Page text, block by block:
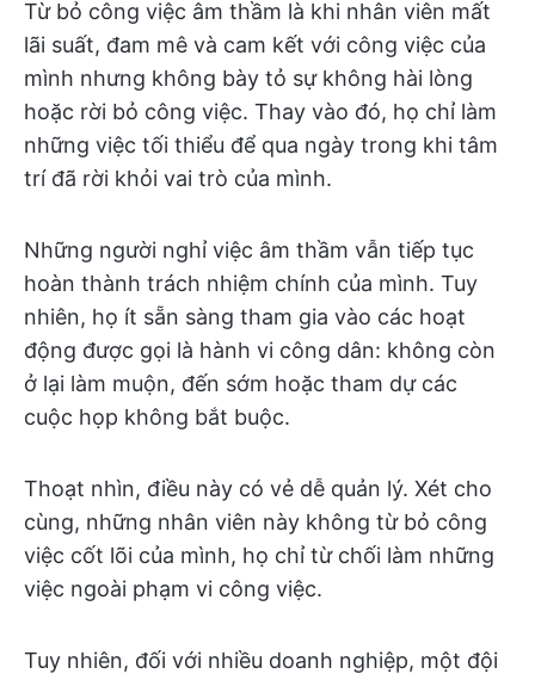
Từ bỏ công việc âm thầm là khi nhân viên mất
lãi suất, đam mê và cam kết với công việc của
mình nhưng không bày tỏ sự không hài lòng
hoặc rời bỏ công việc. Thay vào đó, họ chỉ làm
những việc tối thiểu để qua ngày trong khi tâm
trí đã rời khỏi vai trò của mình.
Những người nghỉ việc âm thầm vẫn tiếp tục
hoàn thành trách nhiệm chính của mình. Tuy
nhiên, họ ít sẵn sàng tham gia vào các hoạt
động được gọi là hành vi công dân: không còn
ở lại làm muộn, đến sớm hoặc tham dự các
cuộc họp không bắt buộc.
Thoạt nhìn, điều này có vẻ dễ quản lý. Xét cho
cùng, những nhân viên này không từ bỏ công
việc cốt lõi của mình, họ chỉ từ chối làm những
việc ngoài phạm vi công việc.
Tuy nhiên, đối với nhiều doanh nghiệp, một đội